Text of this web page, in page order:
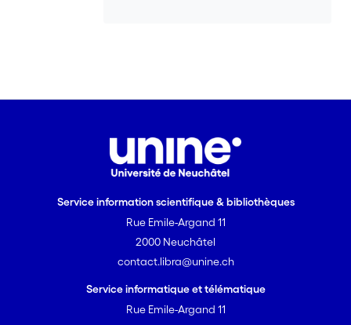
Service information scientifique & bibliothèques
Rue Emile-Argand 11
2000 Neuchâtel
contact.libra@unine.ch
Service informatique et télématique
Rue Emile-Argand 11